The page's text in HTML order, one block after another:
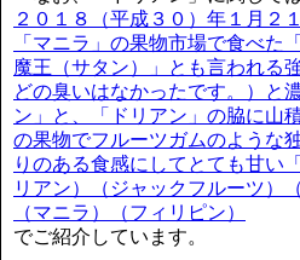
２０１８（平成３０）年１月２
「マニラ」の果物市場で食べた
魔王（サタン）」とも言われる
どの臭いはなかったです。）と
ン」と、「ドリアン」の脇に山
の果物でフルーツガムのような
りのある食感にしてとても甘い
リアン）（ジャックフルーツ）
（マニラ）（フィリピン）
でご紹介しています。